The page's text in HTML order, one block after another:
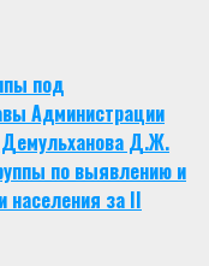
под
Администрации
Демульханова Д.Ж.
по выявлению и
населения за II